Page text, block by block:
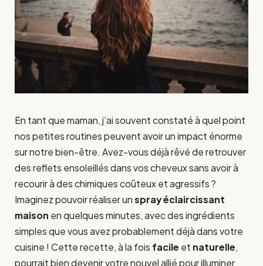
En tant que maman, j’ai souvent constaté à quel point
nos petites routines peuvent avoir un impact énorme
sur notre bien-être. Avez-vous déjà rêvé de retrouver
des reflets ensoleillés dans vos cheveux sans avoir à
recourir à des chimiques coûteux et agressifs ?
Imaginez pouvoir réaliser unspray éclaircissant
maison en quelques minutes, avec des ingrédients
simples que vous avez probablement déjà dans votre
cuisine ! Cette recette, à la fois facile et naturelle,
pourrait bien devenir votre nouvel allié pour illuminer